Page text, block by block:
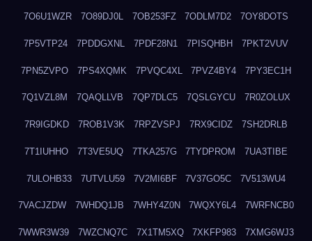
7O6U1WZR 7O89DJ0L 7OB253FZ 7ODLM7D2 7OY8DOTS
7P5VTP24 7PDDGXNL 7PDF28N1 7PISQHBH 7PKT2VUV
7PN5ZVPO 7PS4XQMK 7PVQC4XL 7PVZ4BY4 7PY3EC1H
7Q1VZL8M 7QAQLLVB 7QP7DLC5 7QSLGYCU 7R0ZOLUX
7R9IGDKD 7ROB1V3K 7RPZVSPJ 7RX9CIDZ 7SH2DRLB
7T1IUHHO 7T3VE5UQ 7TKA257G 7TYDPROM 7UA3TIBE
7ULOHB33 7UTVLU59 7V2MI6BF 7V37GO5C 7V513WU4
7VACJZDW 7WHDQ1JB 7WHY4Z0N 7WQXY6L4 7WRFNCB0
7WWR3W39 7WZCNQ7C 7X1TM5XQ 7XKFP983 7XMG6WJ3